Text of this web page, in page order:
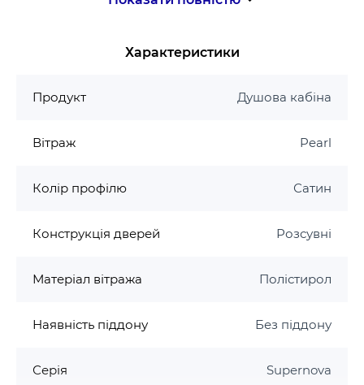
Характеристики
Продукт Душова кабіна
Вітраж Pearl
Колір профілю Сатин
Конструкція дверей Розсувні
Матеріал вітража Полістирол
Наявність піддону Без піддону
Серія Supernova